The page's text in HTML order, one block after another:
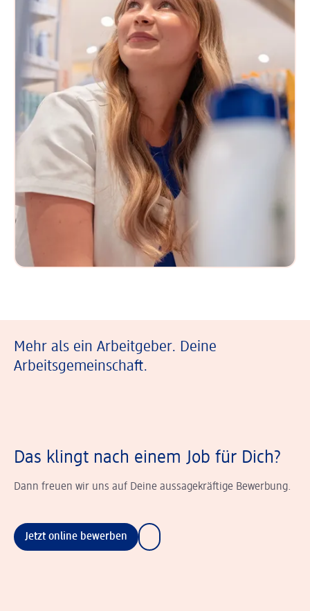
Mehr als ein Arbeitgeber. Deine
Arbeitsgemeinschaft.
Das klingt nach einem Job für Dich?
Dann freuen wir uns auf Deine aussagekräftige Bewerbung.
Jetzt online bewerben